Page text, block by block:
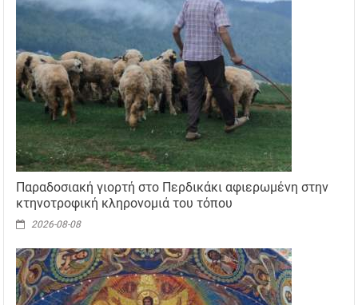
Παραδοσιακή γιορτή στο Περδικάκι αφιερωμένη στην
κτηνοτροφική κληρονομιά του τόπου
2026-08-08